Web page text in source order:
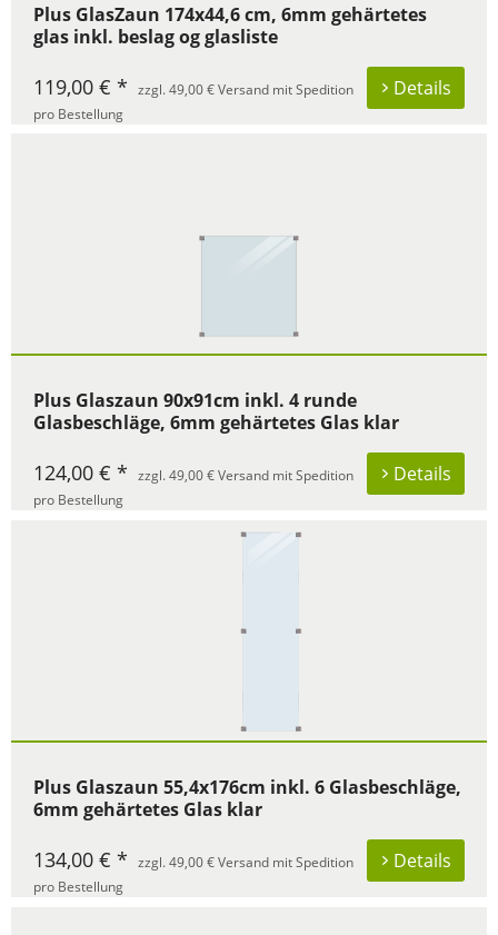
Plus GlasZaun 174x44,6 cm, 6mm gehärtetes
glas inkl. beslag og glasliste
Details
119,00 € * zzgl. 49,00 € Versand mit Spedition
pro Bestellung
Plus Glaszaun 90x91cm inkl. 4 runde
Glasbeschläge, 6mm gehärtetes Glas klar
Details
124,00 € * zzgl. 49,00 € Versand mit Spedition
pro Bestellung
Plus Glaszaun 55,4x176cm inkl. 6 Glasbeschläge,
6mm gehärtetes Glas klar
Details
134,00 € * zzgl. 49,00 € Versand mit Spedition
pro Bestellung